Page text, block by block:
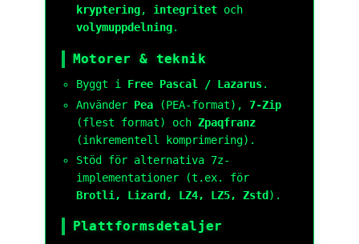
kryptering, integritetoch
volymuppdelning.
Motorer & teknik
Byggt i Free Pascal / Lazarus.
Använder Pea(PEA-format), 7-Zip
(flest format) och Zpaqfranz
(inkrementell komprimering).
Stöd för alternativa 7z-
implementationer (t.ex. för
Brotli, Lizard, LZ4, LZ5, Zstd ).
Plattformsdetaljer